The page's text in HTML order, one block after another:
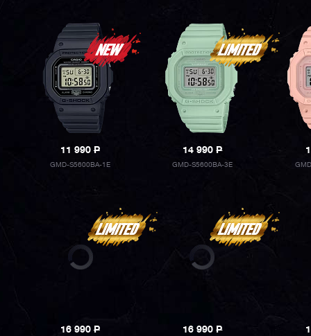
11 990P
GMD-S5600BA-1E
14 990P
GMD-S5600BA-3E
16 990P 16 990P